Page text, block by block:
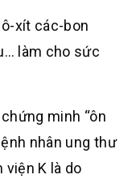
xít các-bon
làm cho sức
minh “ôn
nhân ung thư
viện K là do